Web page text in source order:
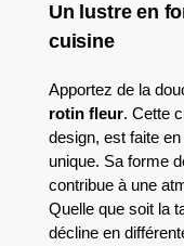
Un lustre en
cuisine
Apportez de la
rotin fleur. Cette
design, est faite
unique. Sa forme
contribue à une
Quelle que soit la
décline en